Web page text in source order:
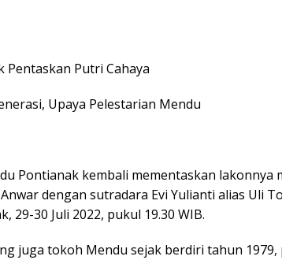
Putri Cahaya
Upaya Pelestarian Mendu
Pontianak kembali mementaskan lakonnya
dengan sutradara Evi Yulianti alias Uli
29-30 Juli 2022, pukul 19.30 WIB.
juga tokoh Mendu sejak berdiri tahun 1979,